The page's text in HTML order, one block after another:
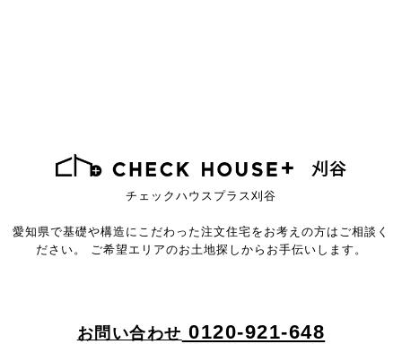
チェックハウスプラス刈谷
愛知県で基礎や構造にこだわった注文住宅を お考えの方はご相談く
ださい。
ご希望エリアのお土地探しからお手伝いします。
お問い合わせ 0120-921-648